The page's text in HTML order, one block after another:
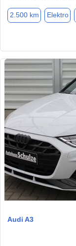
2.500 km Elektro
Audi A3